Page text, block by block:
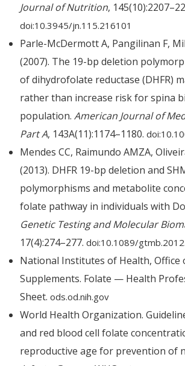
Journal of Nutrition,
doi:10.3945/jn.115.216101
Parle-McDermott A, Pangilinan F,
(2007). The 19-bp deletion
of dihydrofolate reductase (DHFR)
rather than increase risk for spina
population. American Journal of
Part A, 143A(11):1174–1180.
Mendes CC, Raimundo AMZA,
(2013). DHFR 19-bp deletion and
polymorphisms and metabolite
folate pathway in individuals with
Genetic Testing and Molecular
17(4):274–277. doi:10.1089/
National Institutes of Health, Office
Supplements. Folate — Health
Sheet. ods.od.nih.gov
World Health Organization.
and red blood cell folate
reproductive age for prevention of